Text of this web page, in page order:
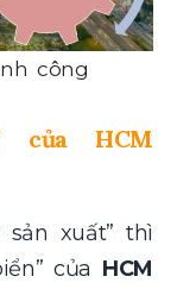
công
của HCM
sản xuất” thì
của HCM